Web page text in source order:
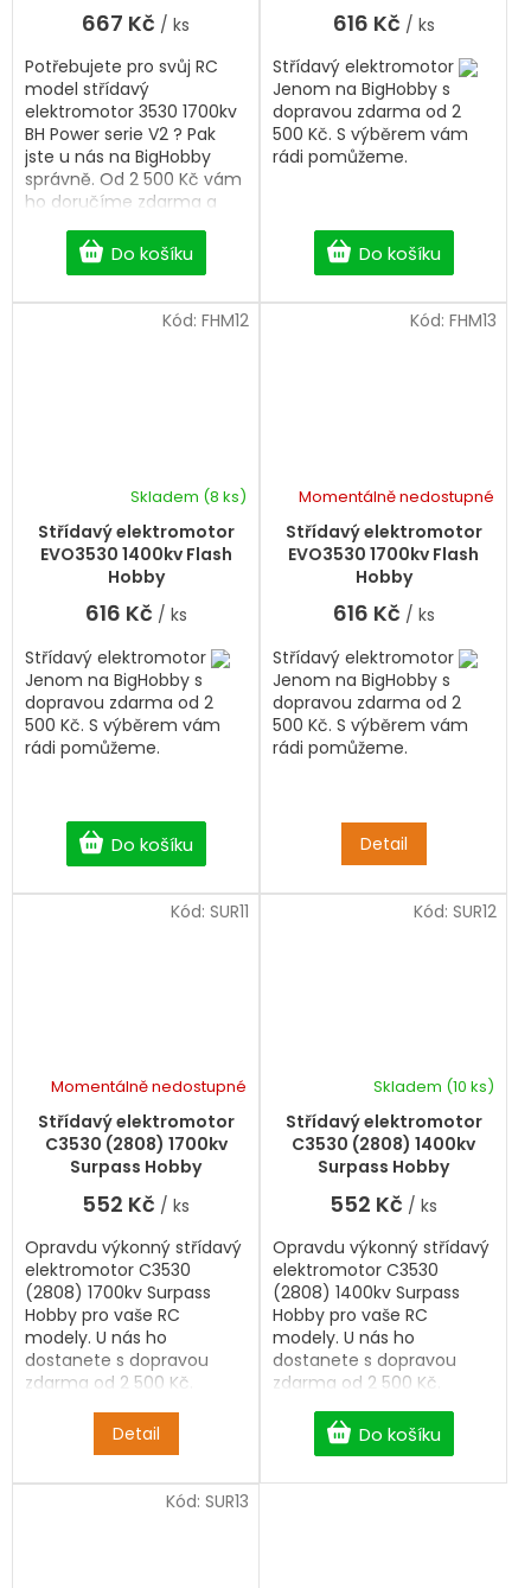
667 Kč / ks
Do košíku
Potřebujete pro svůj RC
model střídavý
elektromotor 3530 1700kv
BH Power serie V2 ? Pak
jste u nás na BigHobby
správně. Od 2 500 Kč vám
ho doručíme zdarma a
bez čekání.
616 Kč / ks
Do košíku
Střídavý elektromotor
Jenom na BigHobby s
dopravou zdarma od 2
500 Kč. S výběrem vám
rádi pomůžeme.
Střídavý elektromotor
EVO3530 1400kv Flash
Hobby
Skladem (8 ks)
616 Kč / ks
Do košíku
Střídavý elektromotor
Jenom na BigHobby s
dopravou zdarma od 2
500 Kč. S výběrem vám
rádi pomůžeme.
Kód: FHM12
Střídavý elektromotor
EVO3530 1700kv Flash
Hobby
Momentálně nedostupné
616 Kč / ks
Detail
Střídavý elektromotor
Jenom na BigHobby s
dopravou zdarma od 2
500 Kč. S výběrem vám
rádi pomůžeme.
Kód: FHM13
Střídavý elektromotor
C3530 (2808) 1700kv
Surpass Hobby
Momentálně nedostupné
552 Kč / ks
Detail
Opravdu výkonný střídavý
elektromotor C3530
(2808) 1700kv Surpass
Hobby pro vaše RC
modely. U nás ho
dostanete s dopravou
zdarma od 2 500 Kč.
Kód: SUR11
Střídavý elektromotor
C3530 (2808) 1400kv
Surpass Hobby
Skladem (10 ks)
552 Kč / ks
Do košíku
Opravdu výkonný střídavý
elektromotor C3530
(2808) 1400kv Surpass
Hobby pro vaše RC
modely. U nás ho
dostanete s dopravou
zdarma od 2 500 Kč.
Kód: SUR12
Kód: SUR13